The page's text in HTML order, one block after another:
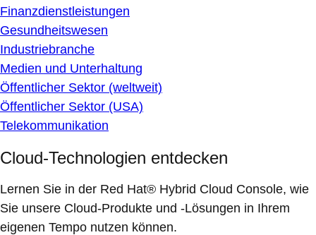
Finanzdienstleistungen
Gesundheitswesen
Industriebranche
Medien und Unterhaltung
Öffentlicher Sektor (weltweit)
Öffentlicher Sektor (USA)
Telekommunikation
Cloud-Technologien entdecken
Lernen Sie in der Red Hat® Hybrid Cloud Console, wie
Sie unsere Cloud-Produkte und -Lösungen in Ihrem
eigenen Tempo nutzen können.